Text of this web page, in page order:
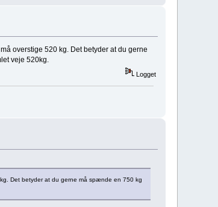
overstige 520 kg. Det betyder at du gerne
veje 520kg.
Logget
Det betyder at du gerne må spænde en 750 kg